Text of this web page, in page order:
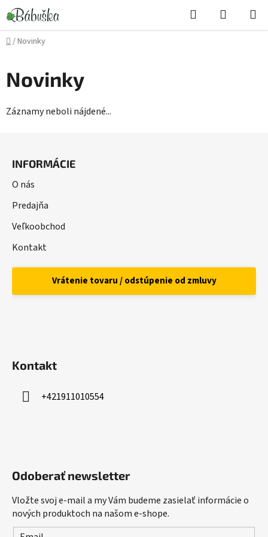
Prejsť
na
obsah
Hľadať
KOŠÍK
Domov
/Novinky
Novinky
Záznamy neboli nájdené...
INFORMÁCIE
O nás
Predajňa
Veľkoobchod
Kontakt
Vrátenie tovaru / odstúpenie od zmluvy
Kontakt
+421911010554
Odoberať newsletter
Vložte svoj e-mail a my Vám budeme zasielať informácie o
nových produktoch na našom e-shope.